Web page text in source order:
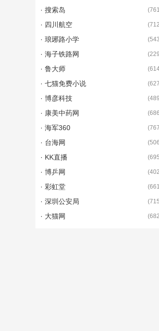
· 搜索岛 (
· 四川航空 (
· 琅琊路小学 (
· 海子铁路网 (
· 鲁大师 (
· 七猫免费小说 (
· 博彦科技 (
· 康美中药网 (
· 海军360 (
· 台海网 (
· KK直播 (
· 博乒网 (
· 彩虹堂 (
· 深圳公安局 (
· 大猫网 (